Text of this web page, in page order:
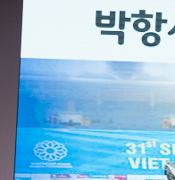
학교상징
학교 CI
교직원현황
학생현황
위치/전화